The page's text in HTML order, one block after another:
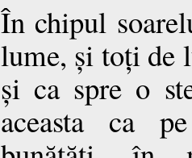
În chipul
lume, și toți de
și ca spre o
aceasta ca